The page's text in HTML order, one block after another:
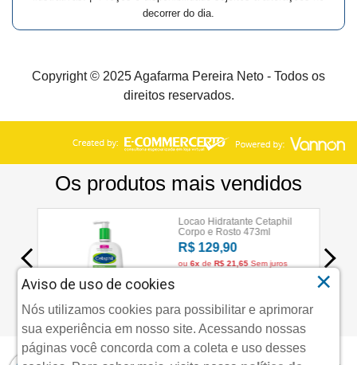
decorrer do dia.
Copyright © 2025 Agafarma Pereira Neto - Todos os
direitos reservados.
Aviso de uso de cookies
Nós utilizamos cookies para possibilitar e aprimorar
sua experiência em nosso site. Acessando nossas
páginas você concorda com a coleta e uso desses
×